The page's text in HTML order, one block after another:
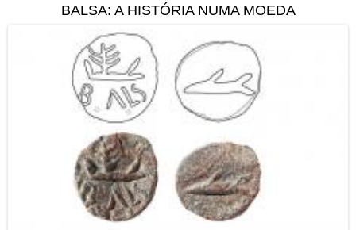
BALSA: A HISTÓRIA NUMA MOEDA